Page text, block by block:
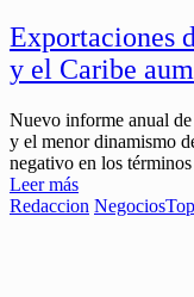
Exportaciones
y el Caribe
Nuevo informe anual
y el menor dinamismo
negativo en los
Leer más
Redaccion Negocios